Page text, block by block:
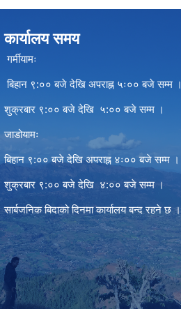
कार्यालय समय
गर्मीयामः
बिहान ९:०० बजे देखि अपराह्न ५ः०० बजे सम्म ।
शुक्रबार ९:०० बजे देखि ५:०० बजे सम्म ।
जाडोयामः
बिहान ९:०० बजे देखि अपराह्न ४ः०० बजे सम्म ।
शुक्रबार ९:०० बजे देखि ४:०० बजे सम्म ।
सार्बजनिक बिदाको दिनमा कार्यालय बन्द रहने छ ।